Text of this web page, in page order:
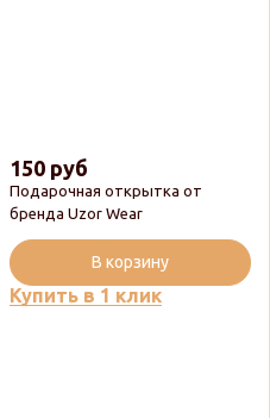
Подарочная открытка от
бренда Uzor Wear
150 руб
Купить в 1 клик
В корзину